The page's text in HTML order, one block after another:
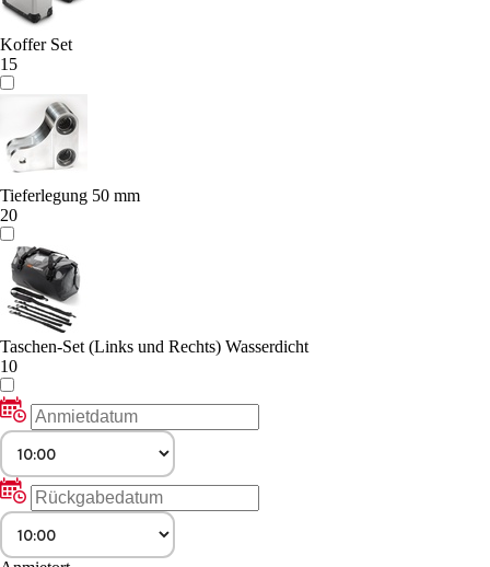
Koffer Set
15
Tieferlegung 50 mm
20
Taschen-Set (Links und Rechts) Wasserdicht
10